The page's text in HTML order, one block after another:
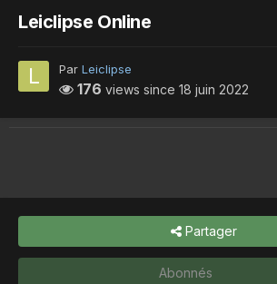
Leiclipse Online
Par Leiclipse
176 views since 18 juin 2022
Partager
Abonnés